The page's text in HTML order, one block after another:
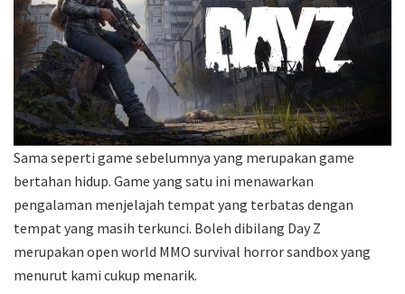
Sama seperti game sebelumnya yang merupakan game
bertahan hidup. Game yang satu ini menawarkan
pengalaman menjelajah tempat yang terbatas dengan
tempat yang masih terkunci. Boleh dibilang Day Z
merupakan open world MMO survival horror sandbox yang
menurut kami cukup menarik.